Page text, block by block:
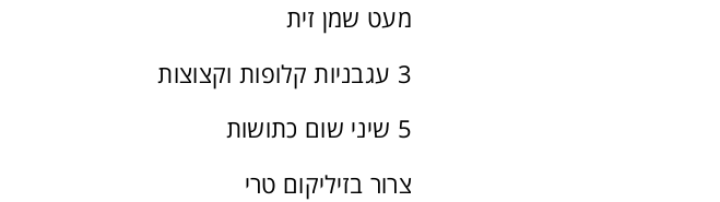
מעט שמן זית
3 עגבניות קלופות וקצוצות
5 שיני שום כתושות
צרור בזיליקום טרי